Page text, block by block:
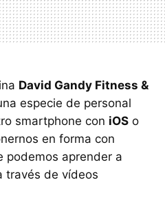
David Gandy Fitness &
especie de personal
smartphone con iOS o
en forma con
podemos aprender a
través de vídeos